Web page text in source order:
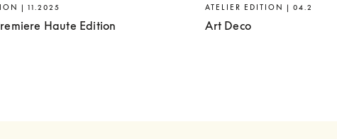
| 11.2025
Haute Edition
ATELIER EDITION | 04.2025
Art Deco